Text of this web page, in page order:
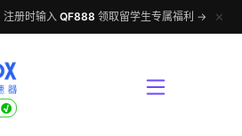
册时输入 QF888 领取留学生专属福利 → ✕
√